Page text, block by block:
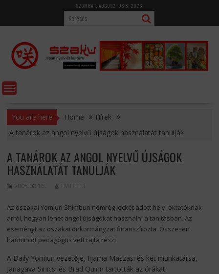
content
SZOMBAT, AUGUSZTUS 8, 2026
You are here Home
Hírek
A tanárok az angol nyelvű újságok használatát tanulják
A TANÁROK AZ ANGOL NYELVŰ ÚJSÁGOK
HASZNÁLATÁT TANULJÁK
2005.08.16. EMTEEFU
Az oszakai Yomiuri Shimbun nemrég leckét adott helyi oktatóknak
arról, hogyan lehet angol újságokat használni a tanításban. Az
eseményt az oszakai önkormányzat finanszírozta. Összesen
harmincöt pedagógus vett rajta részt.
A Daily Yomiuri vezetője, Iijama Maszasi és két munkatársa,
Janagava Sinicsi és Brad Quinn tartották az órákat.